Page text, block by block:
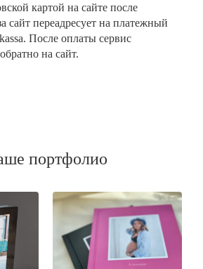
картой на сайте после
сайт переадресует на платежный
После оплаты сервис
на сайт.
портфолио